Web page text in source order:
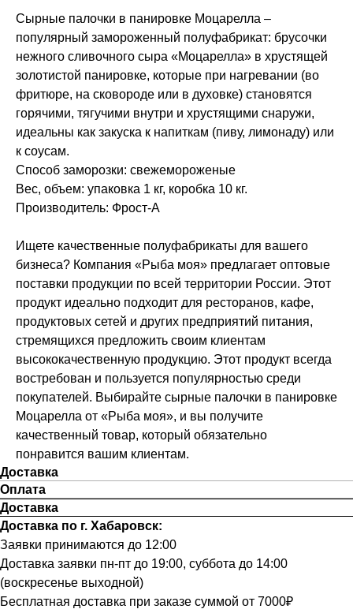
Сырные палочки в панировке Моцарелла –
популярный замороженный полуфабрикат: брусочки
нежного сливочного сыра «Моцарелла» в хрустящей
золотистой панировке, которые при нагревании (во
фритюре, на сковороде или в духовке) становятся
горячими, тягучими внутри и хрустящими снаружи,
идеальны как закуска к напиткам (пиву, лимонаду) или
к соусам.
Способ заморозки: свежемороженые
Вес, объем: упаковка 1 кг, коробка 10 кг.
Производитель: Фрост-А
Ищете качественные полуфабрикаты для вашего
бизнеса? Компания «Рыба моя» предлагает оптовые
поставки продукции по всей территории России. Этот
продукт идеально подходит для ресторанов, кафе,
продуктовых сетей и других предприятий питания,
стремящихся предложить своим клиентам
высококачественную продукцию. Этот продукт всегда
востребован и пользуется популярностью среди
покупателей. Выбирайте сырные палочки в панировке
Моцарелла от «Рыба моя», и вы получите
качественный товар, который обязательно
понравится вашим клиентам.
Доставка
Оплата
Доставка
Доставка по г. Хабаровск:
Заявки принимаются до 12:00
Доставка заявки пн-пт до 19:00, суббота до 14:00
(воскресенье выходной)
Бесплатная доставка при заказе суммой от 7000₽